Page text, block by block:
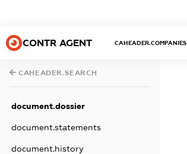
CONTR AGENT CAHEADER.COMPANIES
CAHEADER.SEARCH
document.dossier
document.statements
document.history